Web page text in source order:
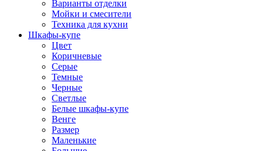
Варианты отделки
Мойки и смесители
Техника для кухни
Шкафы-купе
Цвет
Коричневые
Серые
Темные
Черные
Светлые
Белые шкафы-купе
Венге
Размер
Маленькие